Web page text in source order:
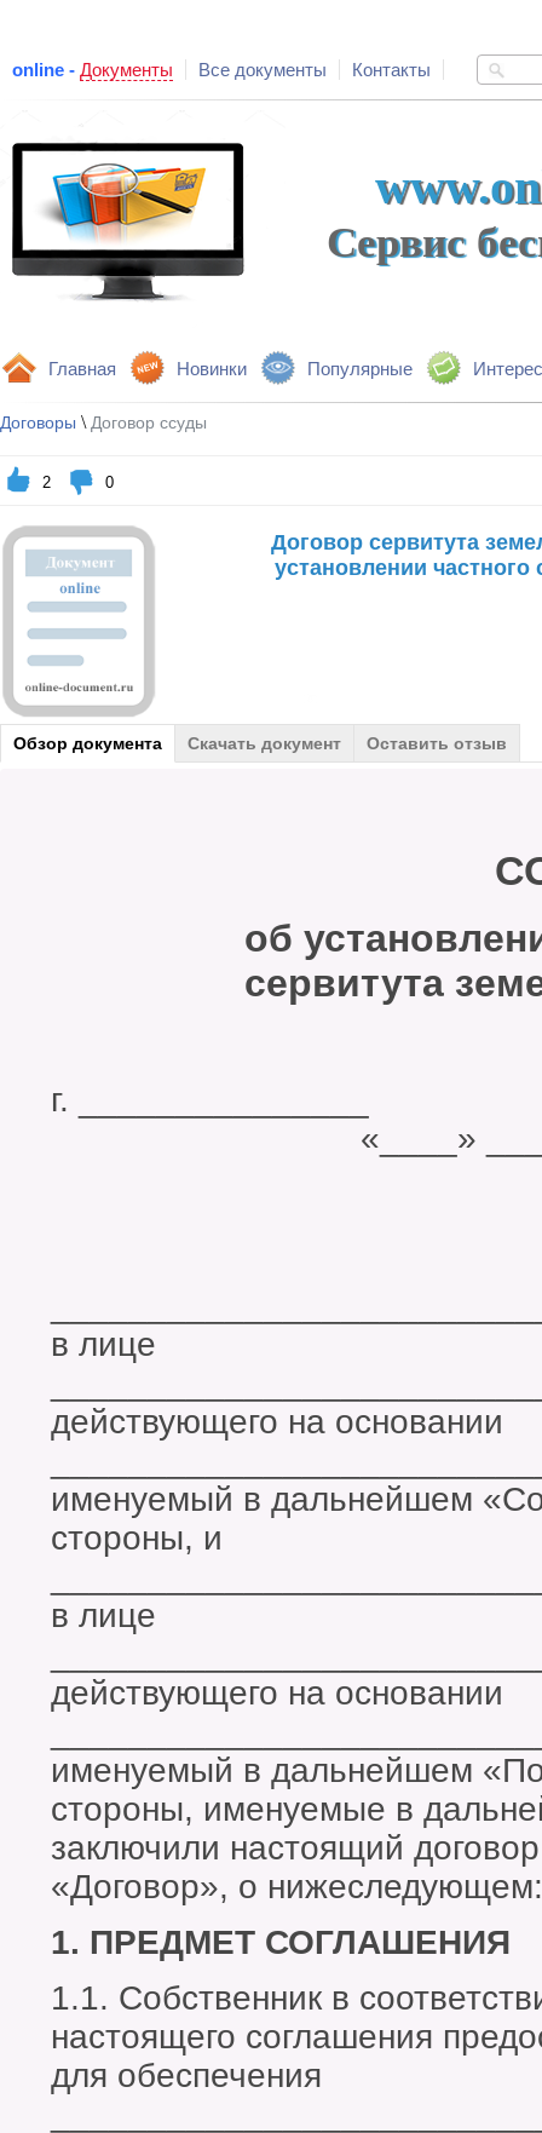
online - Документы Все документы Контакты
Сервис
Главная Новинки Популярные
Договоры \ Договор ссуды
2 0
Договор сервитута
установлении частного
Обзор документа Скачать документ Оставить отзыв
об
сервитута
г.
«____»
в лице
действующего на основании
именуемый в дальнейшем
стороны, и
в лице
действующего на основании
именуемый в дальнейшем
стороны, именуемые в
заключили настоящий
«Договор», о нижеследующем:
1. ПРЕДМЕТ СОГЛАШЕНИЯ
1.1. Собственник в
настоящего соглашения
для обеспечения